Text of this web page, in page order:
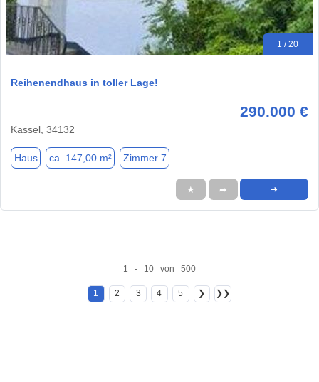
1 / 20
Reihenendhaus in toller Lage!
290.000 €
Kassel, 34132
Haus ca. 147,00 m² Zimmer 7
★ ➦ ➜
1 - 10 von 500
1 2 3 4 5 ❯ ❯❯